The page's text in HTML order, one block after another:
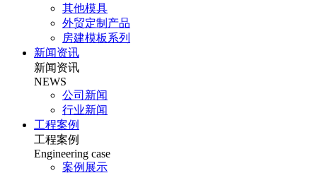
其他模具
外贸定制产品
房建模板系列
新闻资讯
新闻资讯
NEWS
公司新闻
行业新闻
工程案例
工程案例
Engineering case
案例展示